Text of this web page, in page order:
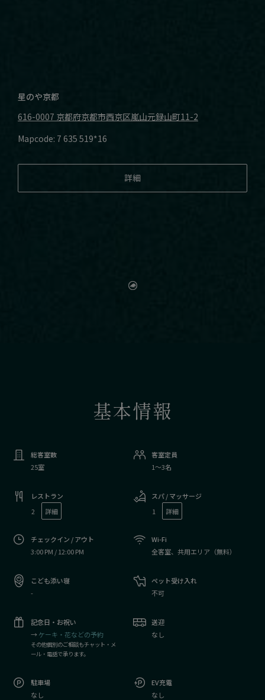
星のや京都
616-0007 京都府京都市西京区嵐山元録山町11-2
Mapcode: 7 635 519*16
詳細
基本情報
総客室数
25室
客室定員
1〜3名
レストラン
2
詳細
スパ / マッサージ
1
詳細
チェックイン / アウト
3:00 PM / 12:00 PM
Wi-Fi
全客室、共用エリア（無料）
こども添い寝
-
ペット受け入れ
不可
記念日・お祝い
→ケーキ・花などの予約
その他個別のご相談もチャット・メ
ール・電話で承ります。
送迎
なし
駐車場
なし
EV充電
なし